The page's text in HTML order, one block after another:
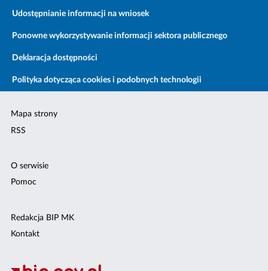
Udostępnianie informacji na wniosek
Ponowne wykorzystywanie informacji sektora publicznego
Deklaracja dostępności
Polityka dotycząca cookies i podobnych technologii
Mapa strony
RSS
O serwisie
Pomoc
Redakcja BIP MK
Kontakt